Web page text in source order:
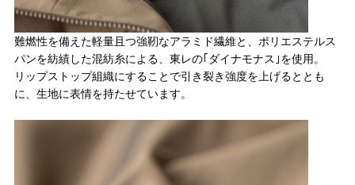
難燃性を備えた軽量且つ強靭なアラミド繊維と、ポリエステルス
パンを紡績した混紡糸による、東レの｢ダイナモナス｣を使用。
リップストップ組織にすることで引き裂き強度を上げるととも
に、生地に表情を持たせています。